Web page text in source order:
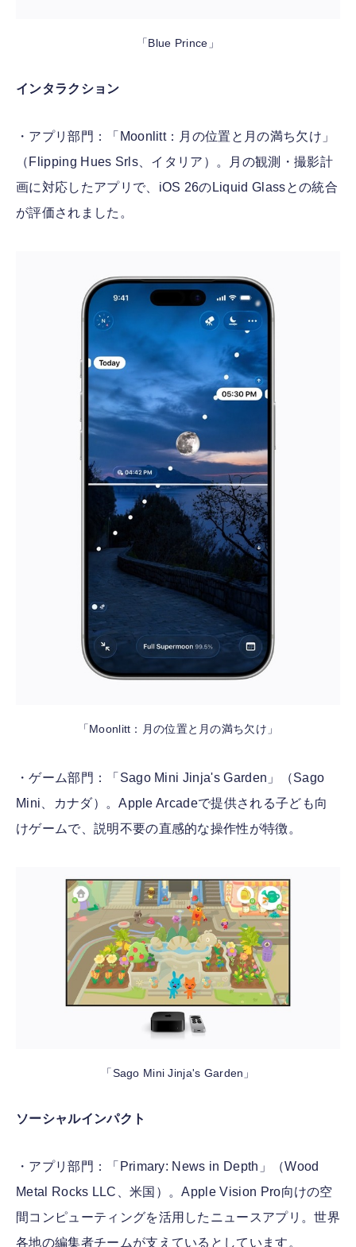
「Blue Prince」
インタラクション
・アプリ部門：「Moonlitt：月の位置と月の満ち欠け」
（Flipping Hues Srls、イタリア）。月の観測・撮影計
画に対応したアプリで、iOS 26のLiquid Glassとの統合
が評価されました。
「Moonlitt：月の位置と月の満ち欠け」
・ゲーム部門：「Sago Mini Jinja's Garden」（Sago
Mini、カナダ）。Apple Arcadeで提供される子ども向
けゲームで、説明不要の直感的な操作性が特徴。
「Sago Mini Jinja's Garden」
ソーシャルインパクト
・アプリ部門：「Primary: News in Depth」（Wood
Metal Rocks LLC、米国）。Apple Vision Pro向けの空
間コンピューティングを活用したニュースアプリ。世界
各地の編集者チームが支えているとしています。